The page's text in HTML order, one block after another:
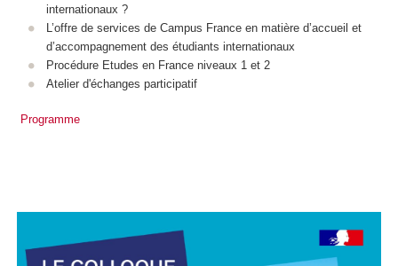
internationaux ?
L’offre de services de Campus France en matière d’accueil et
d’accompagnement des étudiants internationaux
Procédure Etudes en France niveaux 1 et 2
Atelier d'échanges participatif
Programme